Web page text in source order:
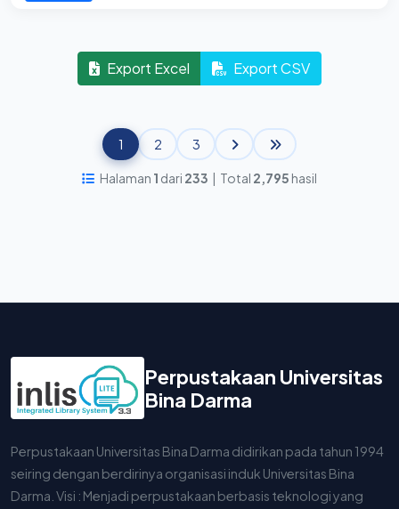
Export Excel Export CSV
1 2 3
Halaman 1 dari 233 | Total 2,795 hasil
Perpustakaan Universitas
Bina Darma
Perpustakaan Universitas Bina Darma didirikan pada tahun 1994
seiring dengan berdirinya organisasi induk Universitas Bina
Darma. Visi : Menjadi perpustakaan berbasis teknologi yang